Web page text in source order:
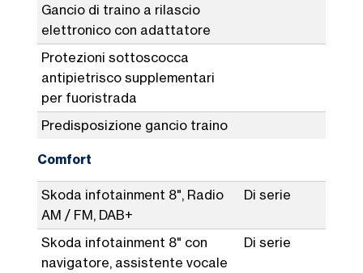
Gancio di traino a rilascio
elettronico con adattatore
Protezioni sottoscocca
antipietrisco supplementari
per fuoristrada
Predisposizione gancio traino
Comfort
Skoda infotainment 8", Radio
AM / FM, DAB+
Di serie
Skoda infotainment 8" con
navigatore, assistente vocale
Di serie